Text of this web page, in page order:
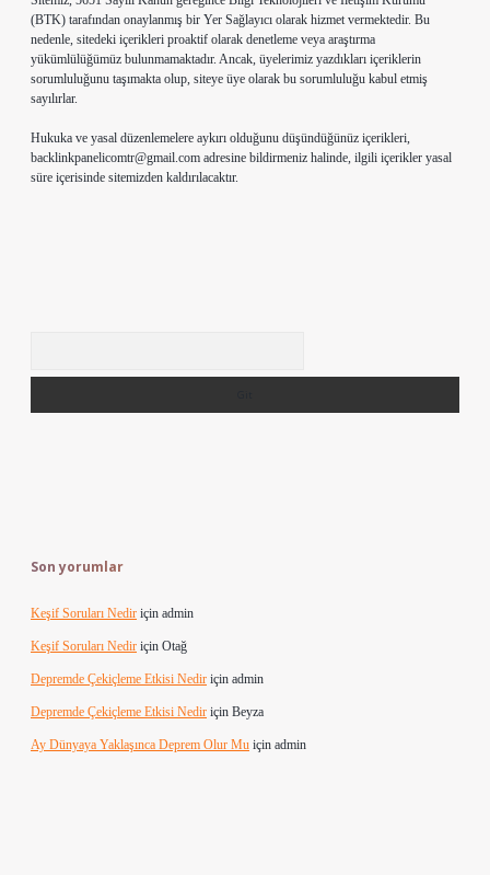
(BTK) tarafından onaylanmış bir Yer Sağlayıcı olarak hizmet vermektedir. Bu
nedenle, sitedeki içerikleri proaktif olarak denetleme veya araştırma
yükümlülüğümüz bulunmamaktadır. Ancak, üyelerimiz yazdıkları içeriklerin
sorumluluğunu taşımakta olup, siteye üye olarak bu sorumluluğu kabul etmiş
sayılırlar.
Hukuka ve yasal düzenlemelere aykırı olduğunu düşündüğünüz içerikleri,
backlinkpanelicomtr@gmail.com adresine bildirmeniz halinde, ilgili içerikler yasal
süre içerisinde sitemizden kaldırılacaktır.
Son yorumlar
Keşif Soruları Nedir için admin
Keşif Soruları Nedir için Otağ
Depremde Çekiçleme Etkisi Nedir için admin
Depremde Çekiçleme Etkisi Nedir için Beyza
Ay Dünyaya Yaklaşınca Deprem Olur Mu için admin